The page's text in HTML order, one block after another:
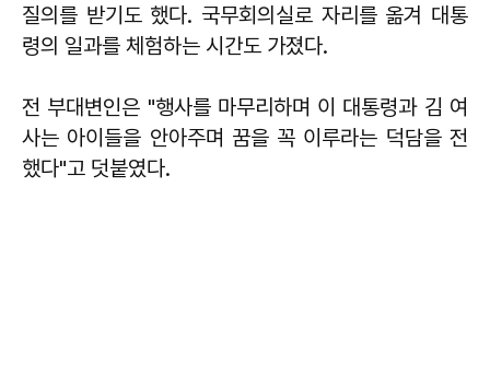
질의를 받기도 했다. 국무회의실로 자리를 옮겨 대통
령의 일과를 체험하는 시간도 가졌다.
전 부대변인은 "행사를 마무리하며 이 대통령과 김 여
사는 아이들을 안아주며 꿈을 꼭 이루라는 덕담을 전
했다"고 덧붙였다.